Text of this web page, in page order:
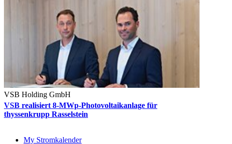
VSB Holding GmbH
VSB realisiert 8-MWp-Photovoltaikanlage für
thyssenkrupp Rasselstein
My Stromkalender